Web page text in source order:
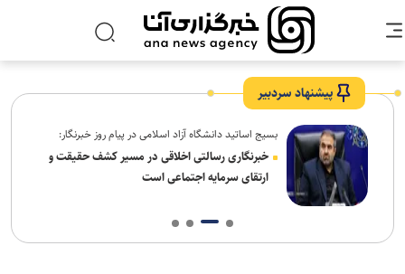
پیشنهاد سردبیر
بسیج اساتید دانشگاه آزاد اسلامی در پیام روز خبرنگار:
خبرنگاری رسالتی اخلاقی در مسیر کشف حقیقت و
ارتقای سرمایه اجتماعی است